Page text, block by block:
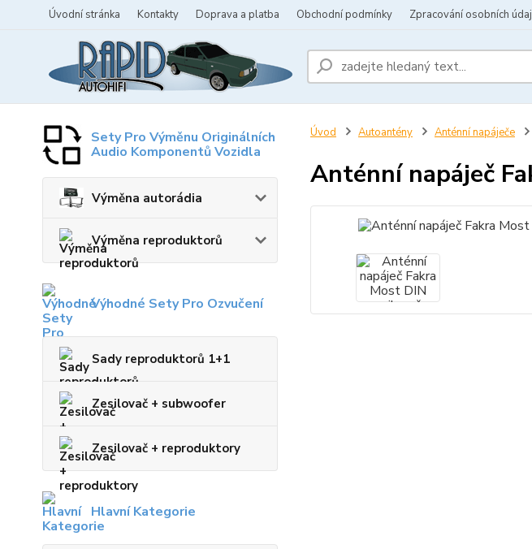
Úvodní stránka Kontakty Doprava a platba Obchodní podmínky Zpracování osobních
Sety Pro Výměnu Originálních
Audio Komponentů Vozidla
Výměna autorádia
Výměna reproduktorů
Výhodné Sety Pro Ozvučení
Sady reproduktorů 1+1
Zesilovač + subwoofer
Zesilovač + reproduktory
Hlavní Kategorie
Úvod Autoantény Anténní napáječe
Anténní napáječ